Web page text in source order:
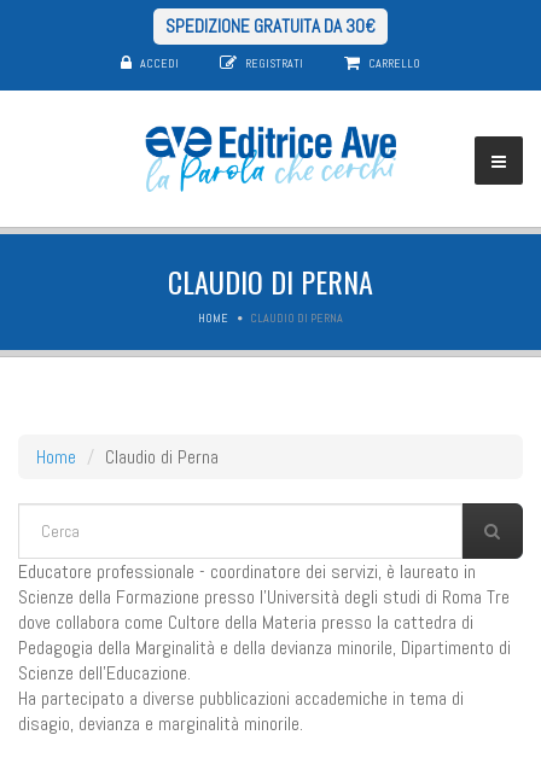
SPEDIZIONE GRATUITA DA 30€
ACCEDI REGISTRATI CARRELLO
CLAUDIO DI PERNA
HOME CLAUDIO DI PERNA
Home Claudio di Perna
FORM DI RICERCA
Educatore professionale - coordinatore dei servizi, è laureato in
Scienze della Formazione presso l'Università degli studi di Roma Tre
dove collabora come Cultore della Materia presso la cattedra di
Pedagogia della Marginalità e della devianza minorile, Dipartimento di
Scienze dell'Educazione.
Ha partecipato a diverse pubblicazioni accademiche in tema di
disagio, devianza e marginalità minorile.